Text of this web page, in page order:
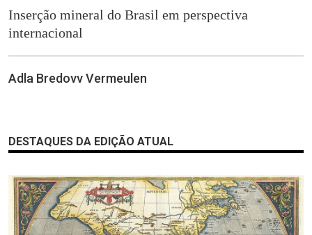
Inserção mineral do Brasil em perspectiva
internacional
Adla Bredovv Vermeulen
DESTAQUES DA EDIÇÃO ATUAL